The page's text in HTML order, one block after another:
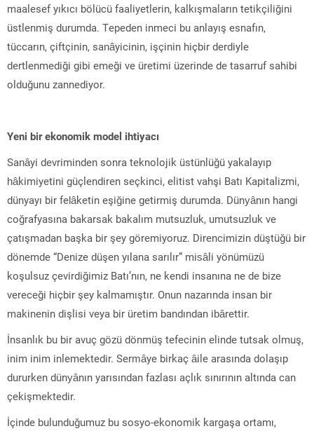
maalesef yıkıcı bölücü faaliyetlerin, kalkışmaların tetikçiliğini
üstlenmiş durumda. Tepeden inmeci bu anlayış esnafın,
tüccarın, çiftçinin, sanâyicinin, işçinin hiçbir derdiyle
dertlenmediği gibi emeği ve üretimi üzerinde de tasarruf sahibi
olduğunu zannediyor.
Yeni bir ekonomik model ihtiyacı
Sanâyi devriminden sonra teknolojik üstünlüğü yakalayıp
hâkimiyetini güçlendiren seçkinci, elitist vahşi Batı Kapitalizmi,
dünyayı bir felâketin eşiğine getirmiş durumda. Dünyânın hangi
coğrafyasına bakarsak bakalım mutsuzluk, umutsuzluk ve
çatışmadan başka bir şey göremiyoruz. Direncimizin düştüğü bir
dönemde “Denize düşen yılana sarılır” misâli yönümüzü
koşulsuz çevirdiğimiz Batı’nın, ne kendi insanına ne de bize
vereceği hiçbir şey kalmamıştır. Onun nazarında insan bir
makinenin dişlisi veya bir üretim bandından ibârettir.
İnsanlık bu bir avuç gözü dönmüş tefecinin elinde tutsak olmuş,
inim inim inlemektedir. Sermâye birkaç âile arasında dolaşıp
dururken dünyânın yarısından fazlası açlık sınırının altında can
çekişmektedir.
İçinde bulunduğumuz bu sosyo-ekonomik kargaşa ortamı,